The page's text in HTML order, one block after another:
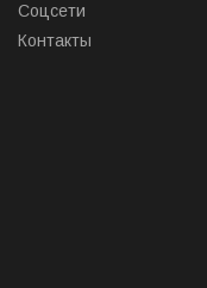
Соцсети
Контакты